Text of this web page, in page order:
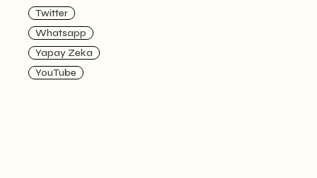
Twitter
Whatsapp
Yapay Zeka
YouTube